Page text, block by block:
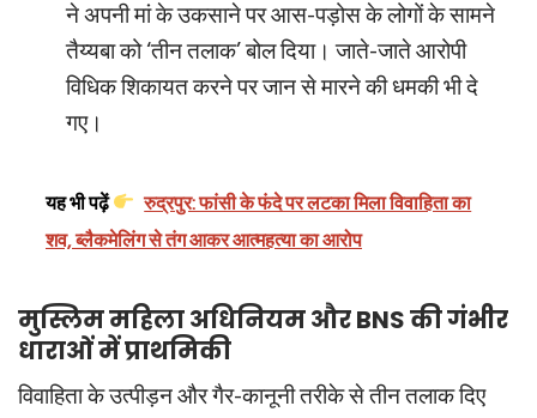
ने अपनी मां के उकसाने पर आस-पड़ोस के लोगों के सामने
तैय्यबा को ‘तीन तलाक’ बोल दिया। जाते-जाते आरोपी
विधिक शिकायत करने पर जान से मारने की धमकी भी दे
गए।
यह भी पढ़ें
रुद्रपुर: फांसी के फंदे पर लटका मिला विवाहिता का
शव, ब्लैकमेलिंग से तंग आकर आत्महत्या का आरोप
मुस्लिम महिला अधिनियम और BNS की गंभीर
धाराओं में प्राथमिकी
विवाहिता के उत्पीड़न और गैर-कानूनी तरीके से तीन तलाक दिए